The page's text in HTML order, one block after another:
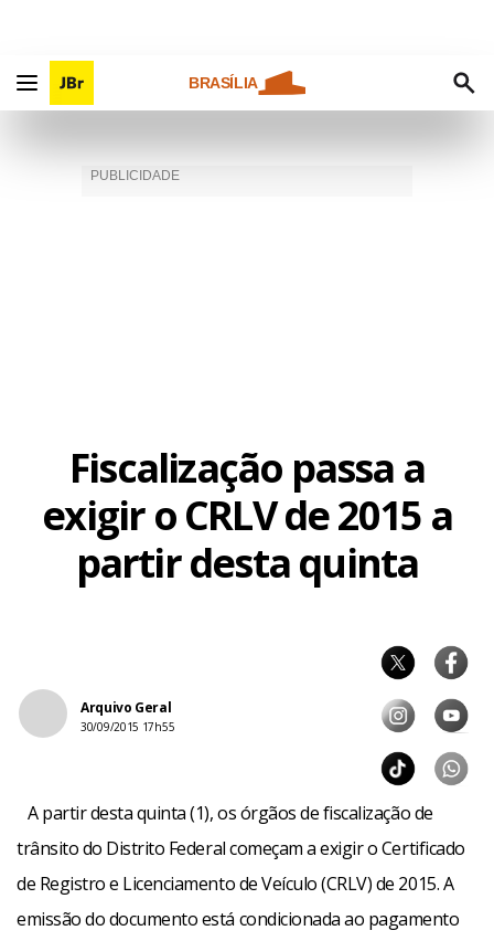
BRASÍLIA
Fiscalização passa a
exigir o CRLV de 2015 a
partir desta quinta
Arquivo Geral
30/09/2015 17h55
A partir desta quinta (1), os órgãos de fiscalização de
trânsito do Distrito Federal começam a exigir o Certificado
de Registro e Licenciamento de Veículo (CRLV) de 2015. A
emissão do documento está condicionada ao pagamento